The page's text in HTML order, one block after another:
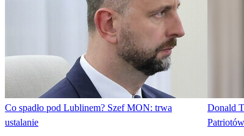
Co spadło pod Lublinem? Szef MON: trwa
ustalanie
Donald